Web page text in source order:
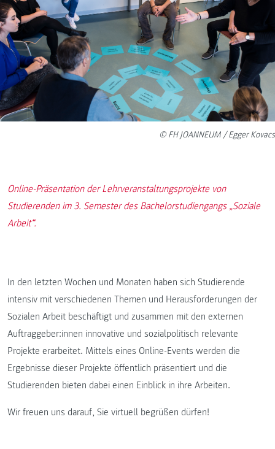
© FH JOANNEUM / Egger Kovacs
Online-Präsentation der Lehrveranstaltungsprojekte von
Studierenden im 3. Semester des Bachelorstudiengangs „Soziale
Arbeit“.
In den letzten Wochen und Monaten haben sich Studierende
intensiv mit verschiedenen Themen und Herausforderungen der
Sozialen Arbeit beschäftigt und zusammen mit den externen
Auftraggeber:innen innovative und sozialpolitisch relevante
Projekte erarbeitet. Mittels eines Online-Events werden die
Ergebnisse dieser Projekte öffentlich präsentiert und die
Studierenden bieten dabei einen Einblick in ihre Arbeiten.
Wir freuen uns darauf, Sie virtuell begrüßen dürfen!